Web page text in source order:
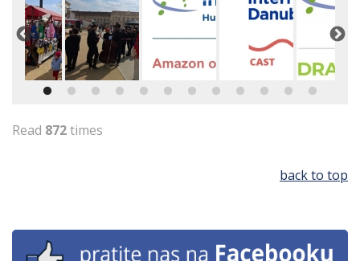
Read 872times
back to top